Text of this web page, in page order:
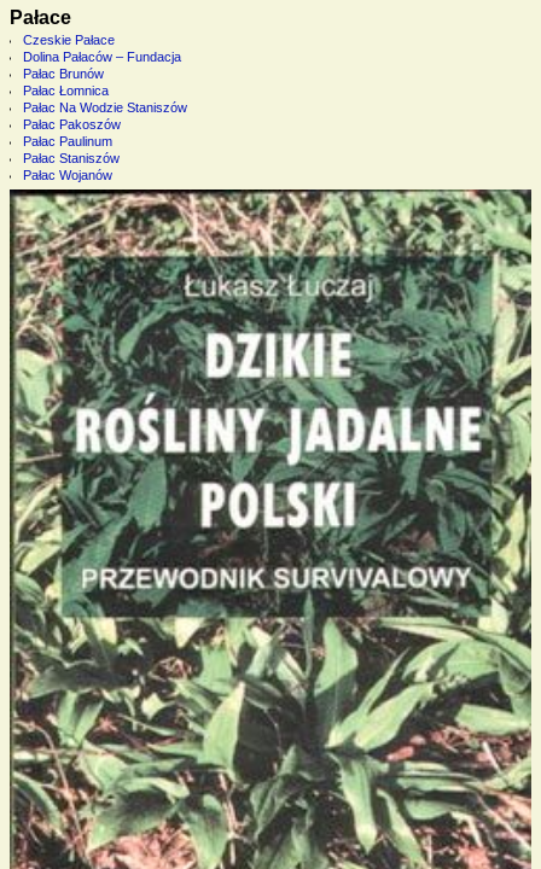
Pałace
Czeskie Pałace
Dolina Pałaców – Fundacja
Pałac Brunów
Pałac Łomnica
Pałac Na Wodzie Staniszów
Pałac Pakoszów
Pałac Paulinum
Pałac Staniszów
Pałac Wojanów